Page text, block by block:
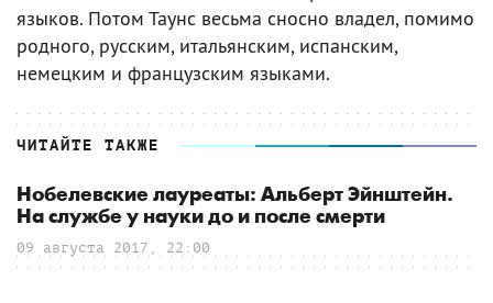
языков. Потом Таунс весьма сносно владел, помимо
родного, русским, итальянским, испанским,
немецким и французским языками.
ЧИТАЙТЕ ТАКЖЕ
Нобелевские лауреаты: Альберт Эйнштейн.
На службе у науки до и после смерти
09 августа 2017, 22:00